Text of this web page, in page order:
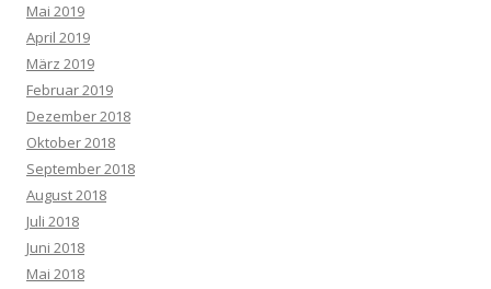
Mai 2019
April 2019
März 2019
Februar 2019
Dezember 2018
Oktober 2018
September 2018
August 2018
Juli 2018
Juni 2018
Mai 2018